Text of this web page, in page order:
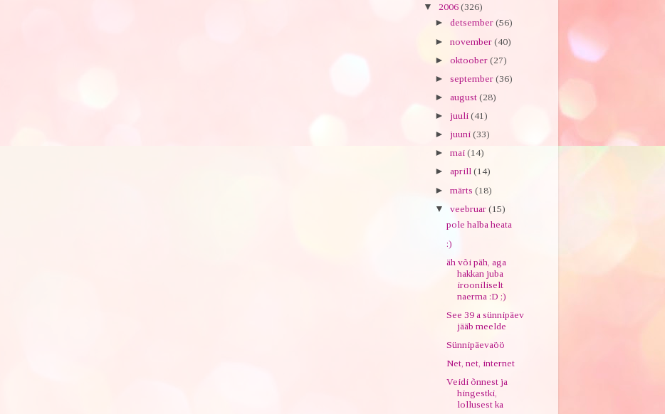
▼ 2006 (326)
► detsember (56)
► november (40)
► oktoober (27)
► september (36)
► august (28)
► juuli (41)
► juuni (33)
► mai (14)
► aprill (14)
► märts (18)
▼ veebruar (15)
pole halba heata
:)
äh või päh, aga
hakkan juba
irooniliselt
naerma :D ;)
See 39 a sünnipäev
jääb meelde
Sünnipäevaöö
Net, net, internet
Veidi õnnest ja
hingestki,
lollusest ka